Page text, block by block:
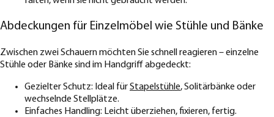
Abdeckungen für Einzelmöbel wie Stühle und Bänke
Zwischen zwei Schauern möchten Sie schnell reagieren – einzelne
Stühle oder Bänke sind im Handgriff abgedeckt:
Gezielter Schutz: Ideal fürStapelstühle, Solitärbänke oder
wechselnde Stellplätze.
Einfaches Handling: Leicht überziehen, fixieren, fertig.